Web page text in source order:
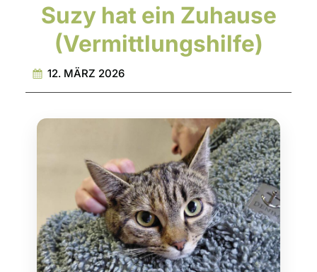
Suzy hat ein Zuhause
(Vermittlungshilfe)
12. MÄRZ 2026